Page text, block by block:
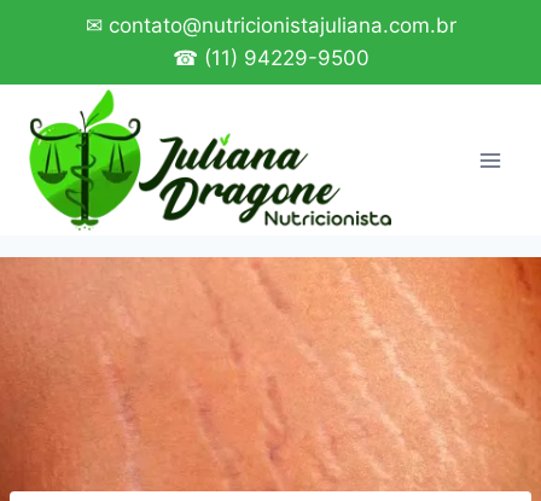
o
Conteúdo
✉ contato@nutricionistajuliana.com.br
☎ (11) 94229-9500